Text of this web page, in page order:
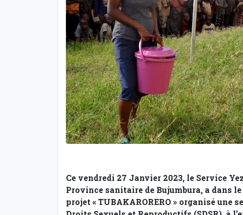
Ce vendredi 27 Janvier 2023, le Service
Province sanitaire de Bujumbura, a dans
projet « TUBAKARORERO » organisé une